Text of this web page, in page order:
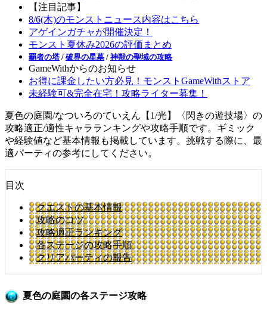
【注目記事】
8/6(木)のモンストニュース内容はこちら
アゲインガチャが開催決定！
モンスト夏休み2026の評価まとめ
覇者の塔 / 破界の星墓 / 神獣の聖域の攻略
GameWithからのお知らせ
お得に課金したい方必見！モンストGameWithストア
未経験可&完全在宅！攻略ライター募集！
夏色の庭園/なついろのていえん【1/光】〈閃きの遊技場〉の
攻略適正/適性キャラランキングや攻略手順です。ギミック
や経験値など基本情報も掲載しています。挑戦する際に、最
適パーティの参考にしてください。
目次
クエストの基本情報
攻略のコツ
攻略適正ランキング
各ステージの攻略手順
クリアパーティの報告
夏色の庭園の各ステージ攻略